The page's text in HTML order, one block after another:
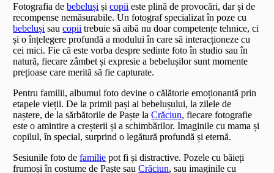
Fotografia debebeluși șicopii este plină de provocări, dar și de
recompense nemăsurabile. Un fotograf specializat în poze cu
bebeluși saucopii trebuie să aibă nu doar competențe tehnice, ci
și o înțelegere profundă a modului în care să interacționeze cu
cei mici. Fie că este vorba despre sedinte foto în studio sau în
natură, fiecare zâmbet și expresie a bebelușilor sunt momente
prețioase care merită să fie capturate.
Pentru familii, albumul foto devine o călătorie emoționantă prin
etapele vieții. De la primii pași ai bebelușului, la zilele de
naștere, de la sărbătorile de Paște laCrăciun, fiecare fotografie
este o amintire a creșterii și a schimbărilor. Imaginile cu mama și
copilul, în special, surprind o legătură profundă și eternă.
Sesiunile foto defamilie pot fi și distractive. Pozele cu băieți
frumoși în costume de Paște sauCrăciun, sau imaginile cu